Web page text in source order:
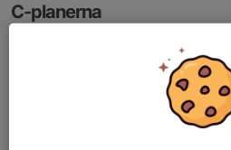
C-planerna